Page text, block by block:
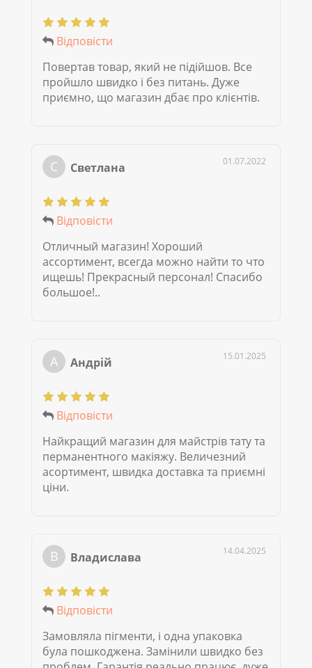
Відповісти
Повертав товар, який не підійшов. Все
пройшло швидко і без питань. Дуже
приємно, що магазин дбає про клієнтів.
С Светлана 01.07.2022
Відповісти
Отличный магазин! Хороший
ассортимент, всегда можно найти то что
ищешь! Прекрасный персонал! Спасибо
большое!..
А Андрій 15.01.2025
Відповісти
Найкращий магазин для майстрів тату та
перманентного макіяжу. Величезний
асортимент, швидка доставка та приємні
ціни.
В Владислава 14.04.2025
Відповісти
Замовляла пігменти, і одна упаковка
була пошкоджена. Замінили швидко без